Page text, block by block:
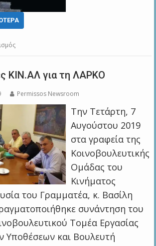
ΚΙΝ.ΑΛ για τη ΛΑΡΚΟ
Permissos Newsroom
Την Τετάρτη, 7
Αυγούστου 2019
στα γραφεία της
Κοινοβουλευτικής
Ομάδας του
Κινήματος
του Γραμματέα, κ. Βασίλη
συνάντηση του
Τομέα Εργασίας
Υποθέσεων και Βουλευτή